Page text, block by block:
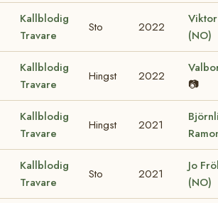
Kallblodig
Travare
Sto 2022
(NO)
Kallblodig
Travare
Hingst 2022
📷
Kallblodig
Travare
Hingst 2021
Kallblodig
Travare
Sto 2021
Jo
(NO)